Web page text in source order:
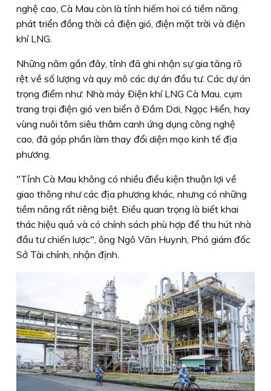
nghệ cao, Cà Mau còn là tỉnh hiếm hoi có tiềm năng
phát triển đồng thời cả điện gió, điện mặt trời và điện
khí LNG.
Những năm gần đây, tỉnh đã ghi nhận sự gia tăng rõ
rệt về số lượng và quy mô các dự án đầu tư. Các dự án
trọng điểm như: Nhà máy Ðiện khí LNG Cà Mau, cụm
trang trại điện gió ven biển ở Ðầm Dơi, Ngọc Hiển, hay
vùng nuôi tôm siêu thâm canh ứng dụng công nghệ
cao, đã góp phần làm thay đổi diện mạo kinh tế địa
phương.
"Tỉnh Cà Mau không có nhiều điều kiện thuận lợi về
giao thông như các địa phương khác, nhưng có những
tiềm năng rất riêng biệt. Ðiều quan trọng là biết khai
thác hiệu quả và có chính sách phù hợp để thu hút nhà
đầu tư chiến lược", ông Ngô Văn Huynh, Phó giám đốc
Sở Tài chính, nhận định.